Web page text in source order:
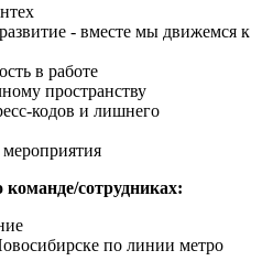
- вместе мы движемся к
в работе
пространству
кодов и лишнего
команде/сотрудниках:
по линии метро